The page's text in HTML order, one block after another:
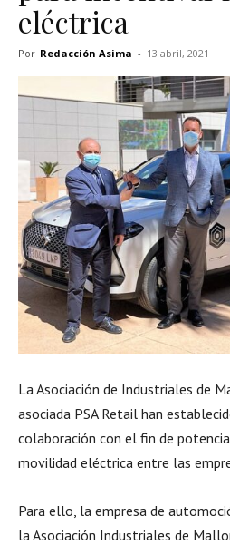
eléctrica
Por Redacción Asima - 13 abril, 2021
La Asociación de Industriales de
asociada PSA Retail han
colaboración con el fin de
movilidad eléctrica entre las
Para ello, la empresa de
la Asociación Industriales de